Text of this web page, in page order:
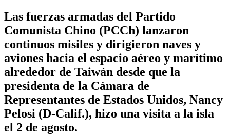
Las fuerzas armadas del Partido
Comunista Chino (PCCh) lanzaron
continuos misiles y dirigieron naves y
aviones hacia el espacio aéreo y marítimo
alrededor de Taiwán desde que la
presidenta de la Cámara de
Representantes de Estados Unidos, Nancy
Pelosi (D-Calif.), hizo una visita a la isla
el 2 de agosto.